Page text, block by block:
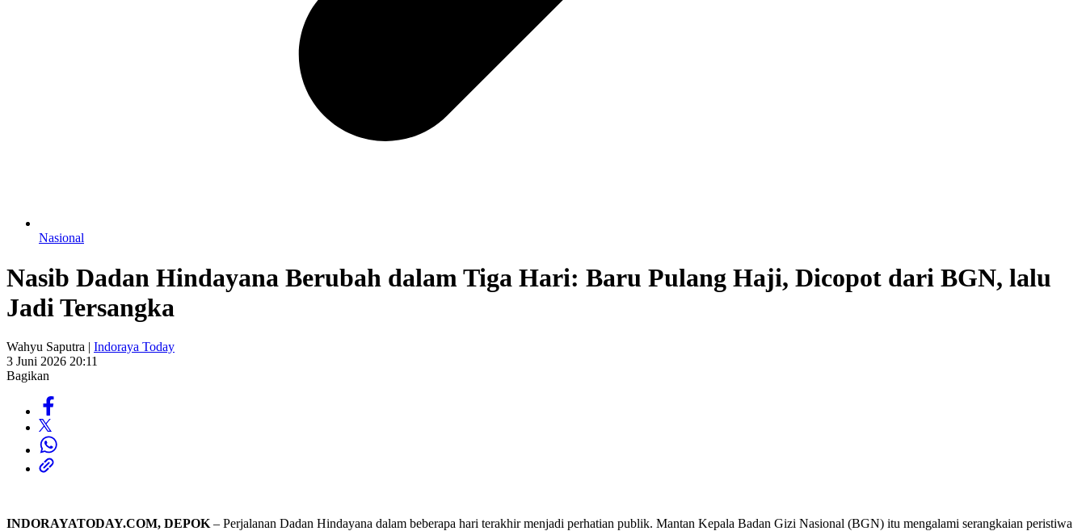
Nasional
Nasib Dadan Hindayana Berubah dalam Tiga Hari: Baru Pulang Haji, Dicopot dari BGN, lalu
Jadi Tersangka
Wahyu Saputra | Indoraya Today
3 Juni 2026 20:11
Bagikan
INDORAYATODAY.COM, DEPOK – Perjalanan Dadan Hindayana dalam beberapa hari terakhir menjadi perhatian publik. Mantan Kepala Badan Gizi Nasional (BGN) itu mengalami serangkaian peristiwa